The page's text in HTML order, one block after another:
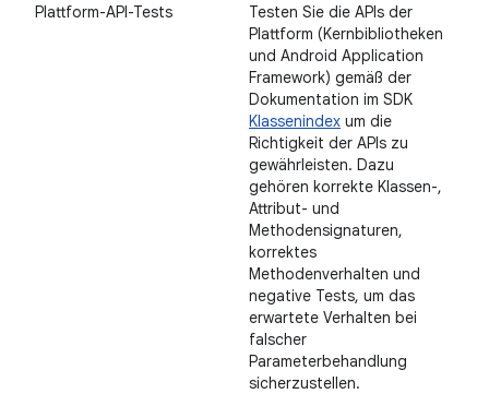
Plattform-API-Tests
Testen Sie die APIs der
Plattform (Kernbibliotheken
und Android Application
Framework) gemäß der
Dokumentation im SDK
Klassenindex um die
Richtigkeit der APIs zu
gewährleisten. Dazu
gehören korrekte Klassen-,
Attribut- und
Methodensignaturen,
korrektes
Methodenverhalten und
negative Tests, um das
erwartete Verhalten bei
falscher
Parameterbehandlung
sicherzustellen.